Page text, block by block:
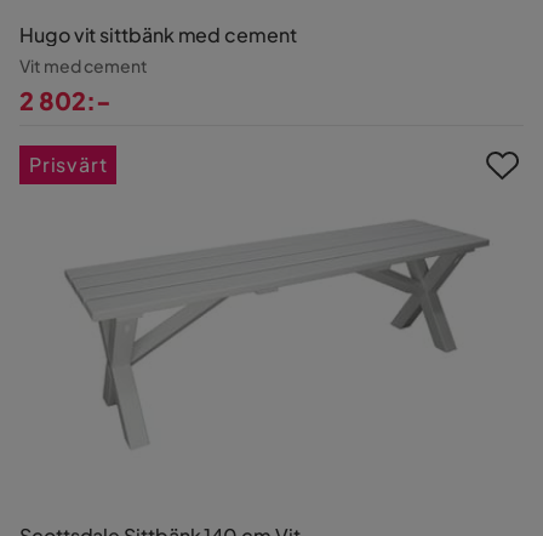
Hugo vit sittbänk med cement
Vit med cement
2 802:-
Prisvärt